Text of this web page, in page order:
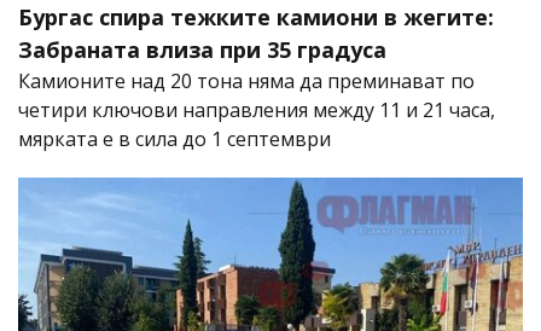
Бургас спира тежките камиони в жегите:
Забраната влиза при 35 градуса
Камионите над 20 тона няма да преминават по
четири ключови направления между 11 и 21 часа,
мярката е в сила до 1 септември